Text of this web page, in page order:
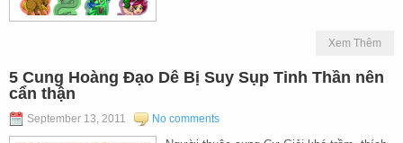
Xem Thêm
5 Cung Hoàng Đạo Dễ Bị Suy Sụp Tinh Thần nên
cẩn thận
September 13, 2011 No comments